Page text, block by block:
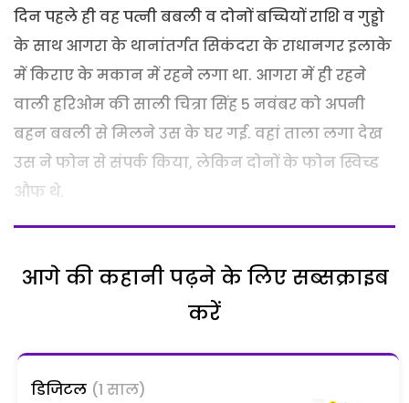
दिन पहले ही वह पत्नी बबली व दोनों बच्चियों राशि व गुड्डो
के साथ आगरा के थानांतर्गत सिकंदरा के राधानगर इलाके
में किराए के मकान में रहने लगा था. आगरा में ही रहने
वाली हरिओम की साली चित्रा सिंह 5 नवंबर को अपनी
बहन बबली से मिलने उस के घर गई. वहां ताला लगा देख
उस ने फोन से संपर्क किया, लेकिन दोनों के फोन स्विच्ड
औफ थे.
आगे की कहानी पढ़ने के लिए सब्सक्राइब
करें
डिजिटल (1 साल)